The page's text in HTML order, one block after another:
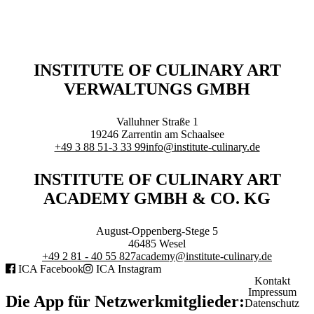
Bildung
Guerilla Chefs
INSTITUTE OF CULINARY ART
VERWALTUNGS GMBH
Valluhner Straße 1
19246 Zarrentin am Schaalsee
+49 3 88 51-3 33 99info@institute-culinary.de
INSTITUTE OF CULINARY ART
ACADEMY GMBH & CO. KG
August-Oppenberg-Stege 5
46485 Wesel
+49 2 81 - 40 55 827academy@institute-culinary.de
ICA Facebook
ICA Instagram
Die App für Netzwerkmitglieder:
Kontakt
Impressum
Datenschutz